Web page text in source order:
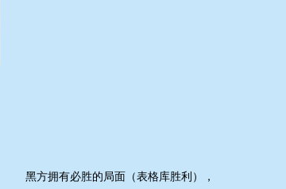
黑方拥有必胜的局面（表格库胜利），局势对黑方极